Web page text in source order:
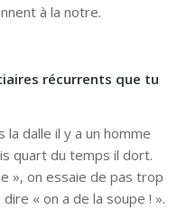
à la notre.
récurrents que tu
la dalle il y a un homme
quart du temps il dort.
», on essaie de pas trop
« on a de la soupe ! ».